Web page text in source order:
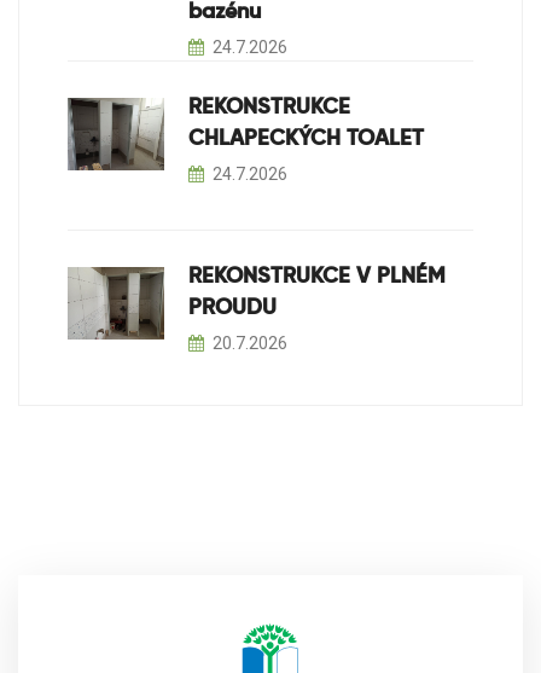
bazénu
24.7.2026
REKONSTRUKCE
CHLAPECKÝCH TOALET
24.7.2026
REKONSTRUKCE V PLNÉM
PROUDU
20.7.2026